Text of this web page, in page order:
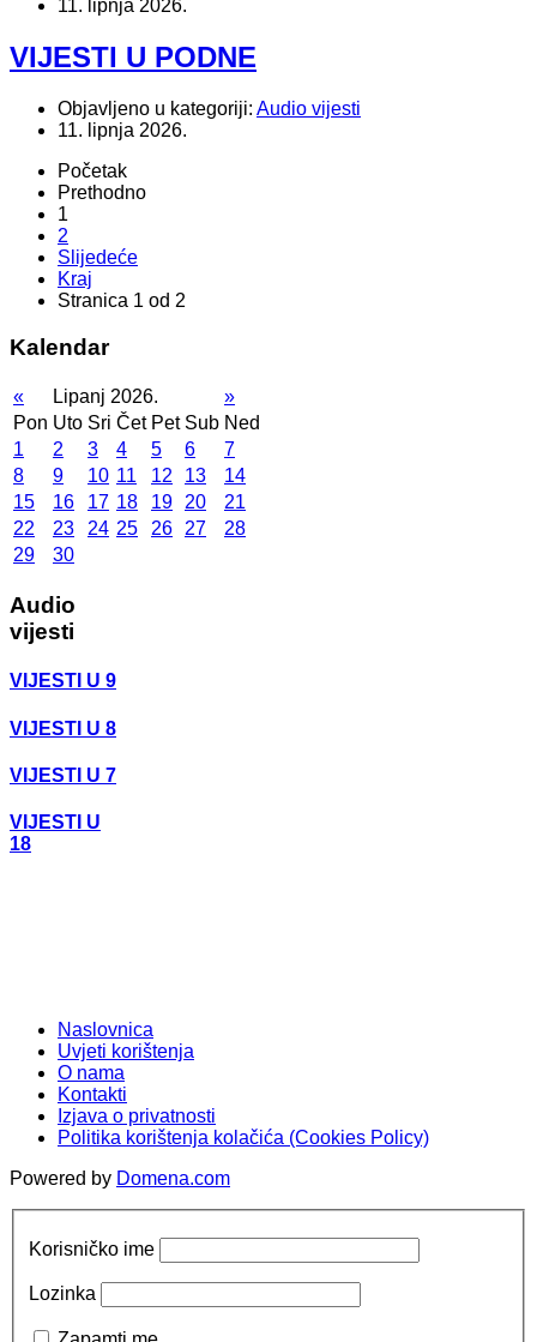
11. lipnja 2026.
VIJESTI U PODNE
Objavljeno u kategoriji: Audio vijesti
11. lipnja 2026.
Početak
Prethodno
1
2
Slijedeće
Kraj
Stranica 1 od 2
Kalendar
« Lipanj 2026.
»
Pon Uto Sri Čet Pet Sub Ned
1
2 3 4 5 6
7
8
9 10 11 12 13
14
15
16 17 18 19 20
21
22
23 24 25 26 27
28
29
30
Audio
vijesti
VIJESTI U 9
VIJESTI U 8
VIJESTI U 7
VIJESTI U
18
Naslovnica
Uvjeti korištenja
O nama
Kontakti
Izjava o privatnosti
Politika korištenja kolačića (Cookies Policy)
Powered by Domena.com
Korisničko ime
Lozinka